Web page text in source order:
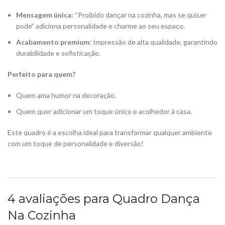
Mensagem única: “Proibido dançar na cozinha, mas se quiser
pode” adiciona personalidade e charme ao seu espaço.
Acabamento premium: Impressão de alta qualidade, garantindo
durabilidade e sofisticação.
Perfeito para quem?
Quem ama humor na decoração.
Quem quer adicionar um toque único e acolhedor à casa.
Este quadro é a escolha ideal para transformar qualquer ambiente
com um toque de personalidade e diversão!
4 avaliações para Quadro Dança
Na Cozinha